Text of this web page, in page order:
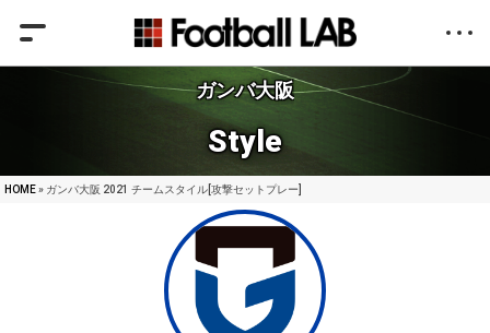
ガンバ大阪
Style
HOME» ガンバ大阪 2021 チームスタイル[攻撃セットプレー]